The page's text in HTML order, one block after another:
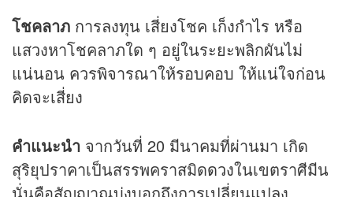
โชคลาภ การลงทุน เสี่ยงโชค เก็งกำไร หรือ
แสวงหาโชคลาภใด ๆ อยู่ในระยะพลิกผันไม่
แน่นอน ควรพิจารณาให้รอบคอบ ให้แน่ใจก่อน
คิดจะเสี่ยง
คำแนะนำ จากวันที่ 20 มีนาคมที่ผ่านมา เกิด
สุริยุปราคาเป็นสรรพคราสมิดดวงในเขตราศีมีน